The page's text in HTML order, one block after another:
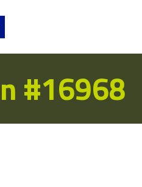
#16968